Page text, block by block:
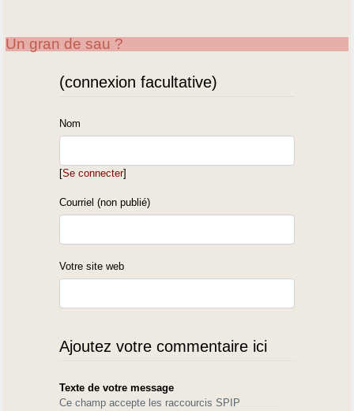
Un gran de sau ?
(connexion facultative)
Nom
[Se connecter]
Courriel (non publié)
Votre site web
Ajoutez votre commentaire ici
Texte de votre message
Ce champ accepte les raccourcis SPIP